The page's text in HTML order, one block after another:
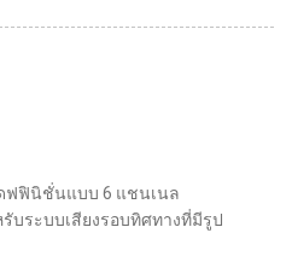
ดฟฟินิชั่นแบบ 6 แชนเนล
รับระบบเสียงรอบทิศทางที่มีรูป